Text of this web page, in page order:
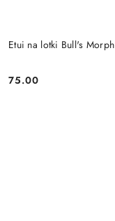
Etui na lotki Bull's Morph
Cena:
75.00